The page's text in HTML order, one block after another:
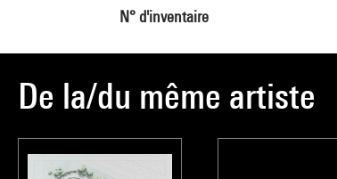
N° d'inventaire
De la/du même artiste